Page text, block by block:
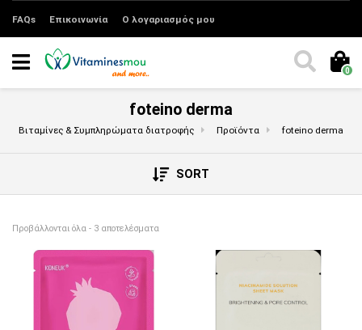
FAQs Επικοινωνία Ο λογαριασμός μου
0
foteino derma
Βιταμίνες & Συμπληρώματα διατροφής Προϊόντα foteino derma
SORT
Προβάλλονται όλα - 3 αποτελέσματα